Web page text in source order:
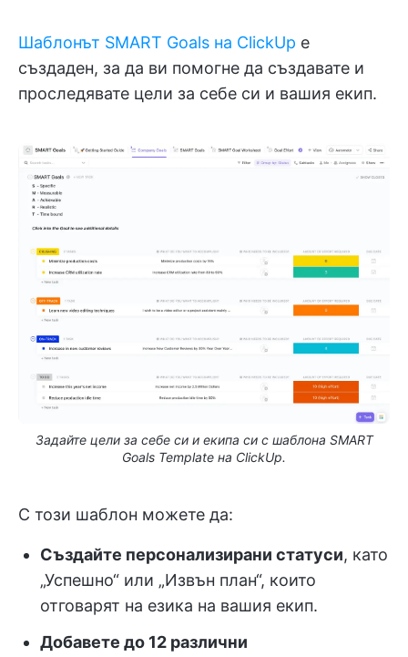
Шаблонът SMART Goals на ClickUp е
създаден, за да ви помогне да създавате и
проследявате цели за себе си и вашия екип.
Задайте цели за себе си и екипа си с шаблона SMART
Goals Template на ClickUp.
С този шаблон можете да:
Създайте персонализирани статуси, като
„Успешно“ или „Извън план“, които
отговарят на езика на вашия екип.
Добавете до 12 различни